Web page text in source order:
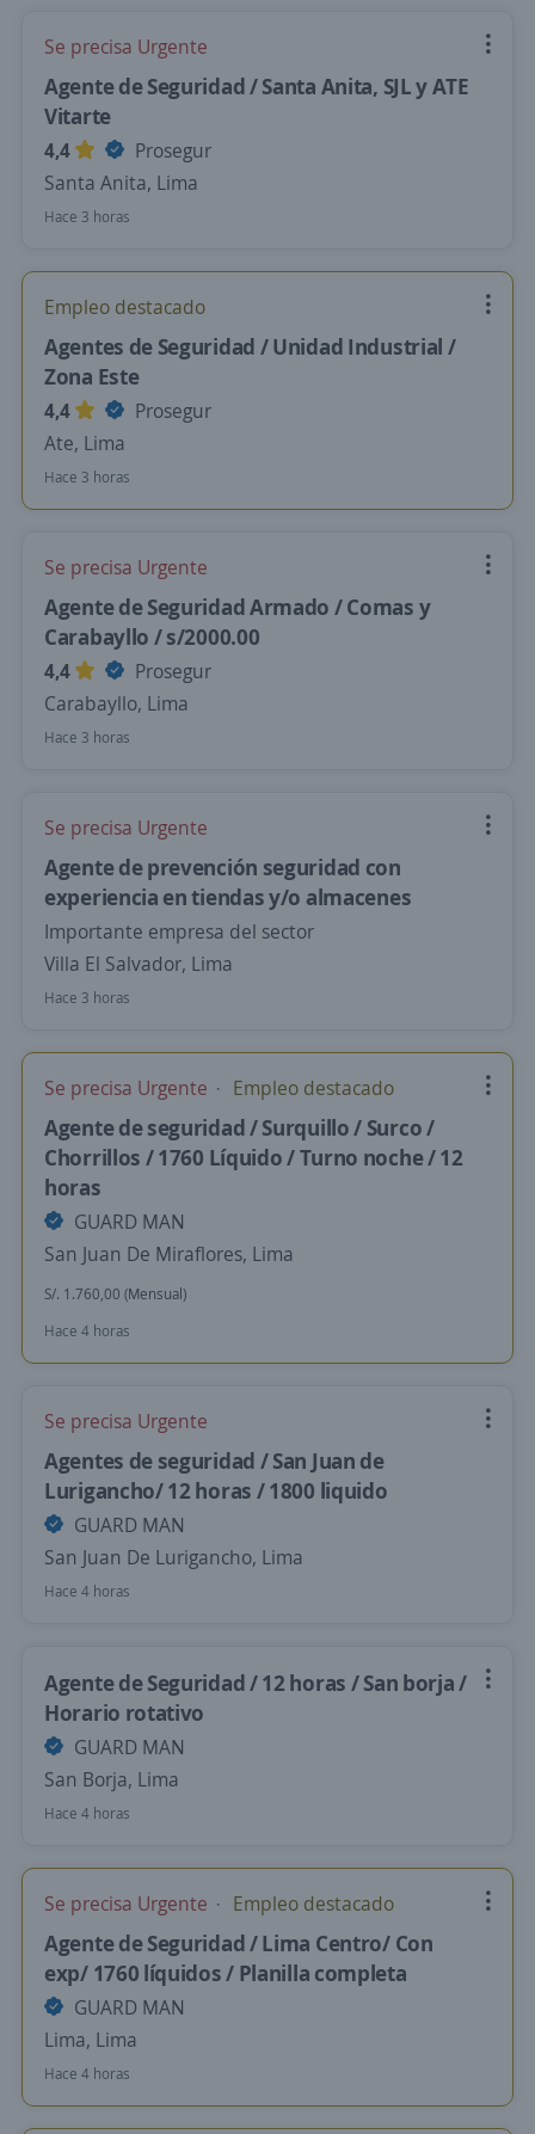
Se precisa Urgente
Agente de Seguridad / Santa Anita, SJL y ATE
Vitarte
4,4
Prosegur
Santa Anita, Lima
Hace 3 horas
Empleo destacado
Agentes de Seguridad / Unidad Industrial /
Zona Este
4,4
Prosegur
Ate, Lima
Hace 3 horas
Se precisa Urgente
Agente de Seguridad Armado / Comas y
Carabayllo / s/2000.00
4,4
Prosegur
Carabayllo, Lima
Hace 3 horas
Se precisa Urgente
Agente de prevención seguridad con
experiencia en tiendas y/o almacenes
Importante empresa del sector
Villa El Salvador, Lima
Hace 3 horas
Se precisa Urgente Empleo destacado
Agente de seguridad / Surquillo / Surco /
Chorrillos / 1760 Líquido / Turno noche / 12
horas
GUARD MAN
San Juan De Miraflores, Lima
S/. 1.760,00 (Mensual)
Hace 4 horas
Se precisa Urgente
Agentes de seguridad / San Juan de
Lurigancho/ 12 horas / 1800 liquido
GUARD MAN
San Juan De Lurigancho, Lima
Hace 4 horas
Agente de Seguridad / 12 horas / San borja /
Horario rotativo
GUARD MAN
San Borja, Lima
Hace 4 horas
Se precisa Urgente Empleo destacado
Agente de Seguridad / Lima Centro/ Con
exp/ 1760 líquidos / Planilla completa
GUARD MAN
Lima, Lima
Hace 4 horas